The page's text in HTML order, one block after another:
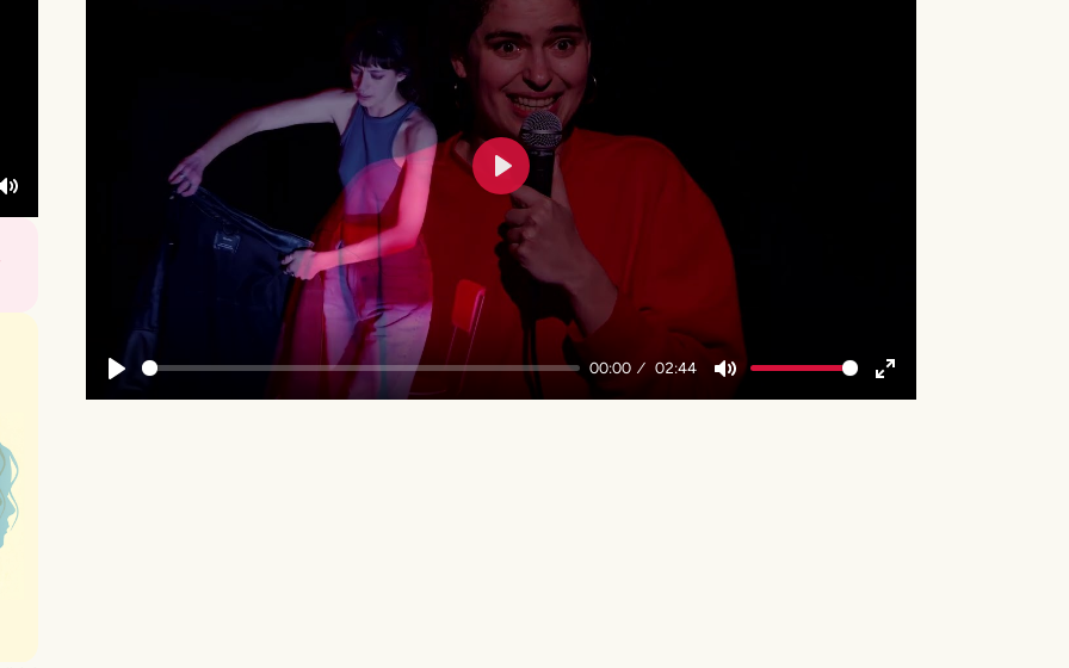
Mute
Play
00:00 02:44
Mute
Enter
Play